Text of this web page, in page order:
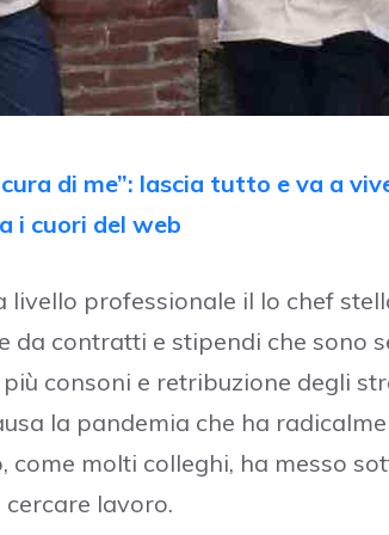
di me”: lascia tutto e va a
i cuori del web
livello professionale il lo chef
da contratti e stipendi che sono
consoni e retribuzione degli
la pandemia che ha
molti colleghi, ha messo
lavoro.